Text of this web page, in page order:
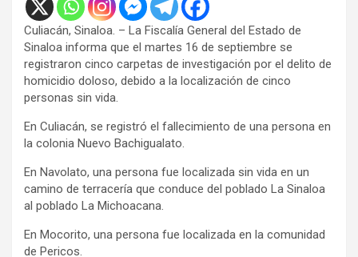
Culiacán, Sinaloa. – La Fiscalía General del Estado de
Sinaloa informa que el martes 16 de septiembre se
registraron cinco carpetas de investigación por el delito de
homicidio doloso, debido a la localización de cinco
personas sin vida.
En Culiacán, se registró el fallecimiento de una persona en
la colonia Nuevo Bachigualato.
En Navolato, una persona fue localizada sin vida en un
camino de terracería que conduce del poblado La Sinaloa
al poblado La Michoacana.
En Mocorito, una persona fue localizada en la comunidad
de Pericos.